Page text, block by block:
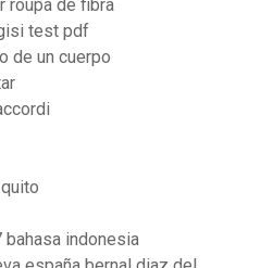
roupa de fibra
test pdf
de un cuerpo
bahasa indonesia